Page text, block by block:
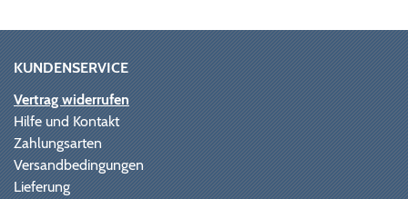
KUNDENSERVICE
Vertrag widerrufen
Hilfe und Kontakt
Zahlungsarten
Versandbedingungen
Lieferung